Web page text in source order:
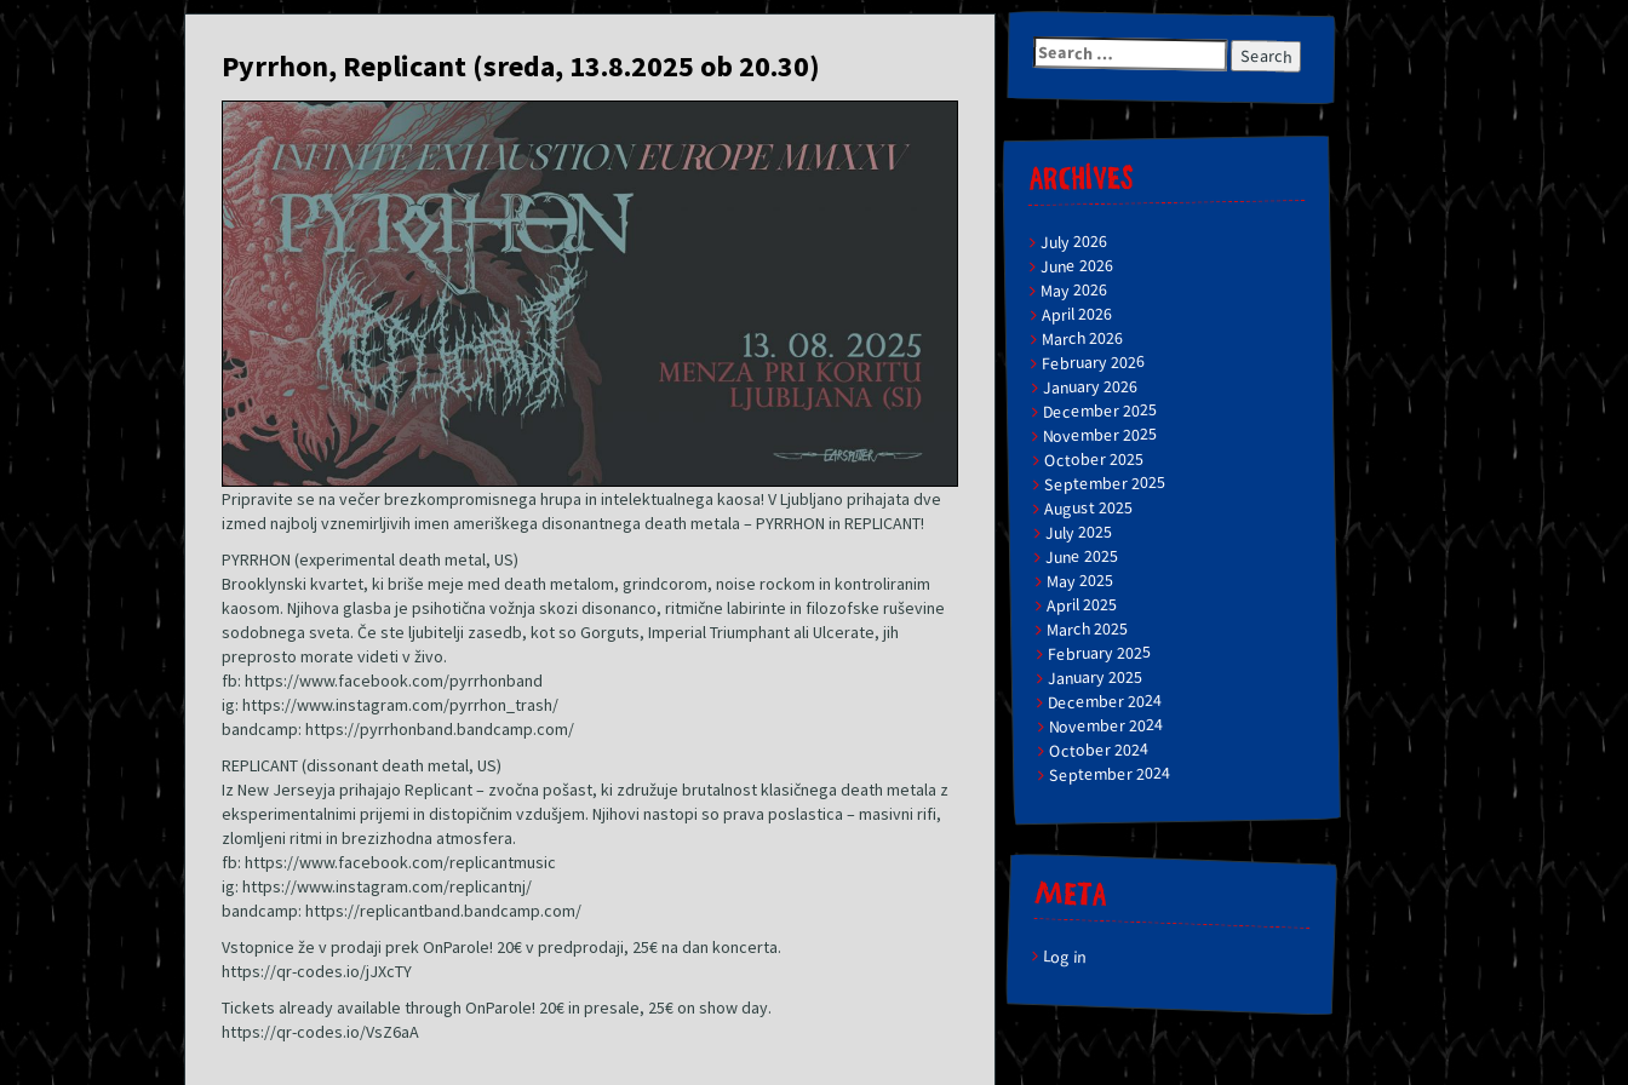
Pyrrhon, Replicant (sreda, 13.8.2025 ob 20.30)
Pripravite se na večer brezkompromisnega hrupa in intelektualnega kaosa! V Ljubljano prihajata dve
izmed najbolj vznemirljivih imen ameriškega disonantnega death metala – PYRRHON in REPLICANT!
PYRRHON (experimental death metal, US)
Brooklynski kvartet, ki briše meje med death metalom, grindcorom, noise rockom in kontroliranim
kaosom. Njihova glasba je psihotična vožnja skozi disonanco, ritmične labirinte in filozofske ruševine
sodobnega sveta. Če ste ljubitelji zasedb, kot so Gorguts, Imperial Triumphant ali Ulcerate, jih
preprosto morate videti v živo.
fb: https://www.facebook.com/pyrrhonband
ig: https://www.instagram.com/pyrrhon_trash/
bandcamp: https://pyrrhonband.bandcamp.com/
REPLICANT (dissonant death metal, US)
Iz New Jerseyja prihajajo Replicant – zvočna pošast, ki združuje brutalnost klasičnega death metala z
eksperimentalnimi prijemi in distopičnim vzdušjem. Njihovi nastopi so prava poslastica – masivni rifi,
zlomljeni ritmi in brezizhodna atmosfera.
fb: https://www.facebook.com/replicantmusic
ig: https://www.instagram.com/replicantnj/
bandcamp: https://replicantband.bandcamp.com/
Vstopnice že v prodaji prek OnParole! 20€ v predprodaji, 25€ na dan koncerta.
https://qr-codes.io/jJXcTY
Tickets already available through OnParole! 20€ in presale, 25€ on show day.
https://qr-codes.io/VsZ6aA
Search
for:
ARCHIVES
July 2026
June 2026
May 2026
April 2026
March 2026
February 2026
January 2026
December 2025
November 2025
October 2025
September 2025
August 2025
July 2025
June 2025
May 2025
April 2025
March 2025
February 2025
January 2025
December 2024
November 2024
October 2024
September 2024
META
Log in